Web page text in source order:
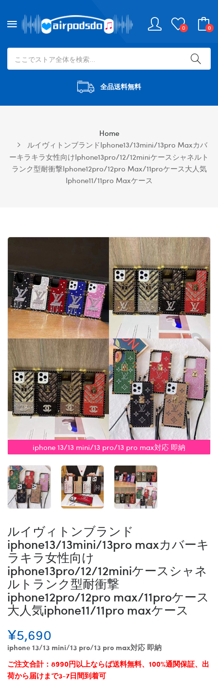
0 0
全品送料無料
Home
ルイヴィトンブランドiphone13/13mini/13pro Maxカバ
ーキラキラ女性向けiphone13pro/12/12miniケースシャネルト
ランク型耐衝撃iphone12pro/12pro Max/11proケース大人気
Iphone11/11pro Maxケース
iphone 13/13 mini/13 pro/13 pro max対応 即納
ルイヴィトンブランド
iphone13/13mini/13pro maxカバーキ
ラキラ女性向け
iphone13pro/12/12miniケースシャネ
ルトランク型耐衝撃
iphone12pro/12pro max/11proケース
大人気iphone11/11pro maxケース
¥5,690
iphone 13/13 mini/13 pro/13 pro max対応 即納
ご注文合計：8990円以上ならば送料無料、100%通関保証、出
荷から届けまで3-7日間到着可